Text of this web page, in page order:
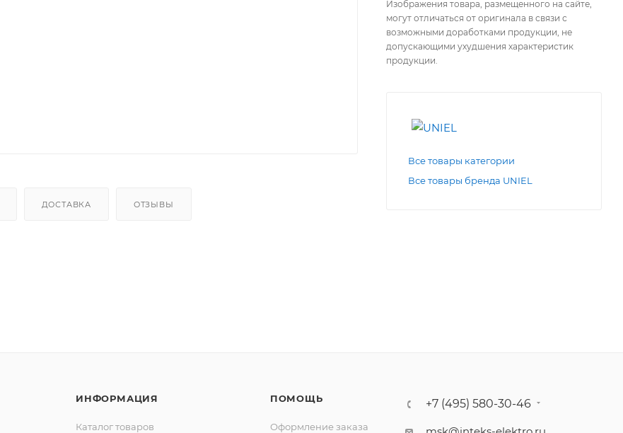
ДОСТАВКА ОТЗЫВЫ
Изображения товара, размещенного на сайте,
могут отличаться от оригинала в связи с
возможными доработками продукции, не
допускающими ухудшения характеристик
продукции.
Все товары категории
Все товары бренда UNIEL
ИНФОРМАЦИЯ
Каталог товаров
ПОМОЩЬ
Оформление заказа
+7 (495) 580-30-46